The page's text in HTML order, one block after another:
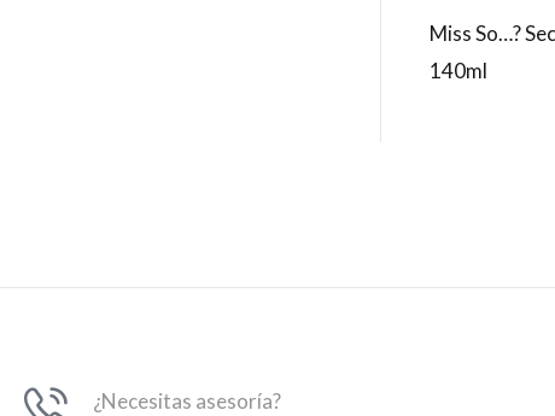
Miss So…?
140ml
¿Necesitas asesoría?